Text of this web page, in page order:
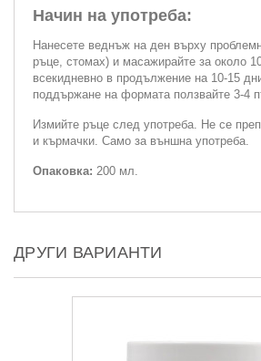
Начин на употреба:
Нанесете веднъж на ден върху
ръце, стомах) и масажирайте за около
всекидневно в продължение на 10-15
поддържане на формата ползвайте 3-4
Измийте ръце след употреба. Не се
и кърмачки. Само за външна употреба.
Опаковка: 200 мл.
ДРУГИ ВАРИАНТИ